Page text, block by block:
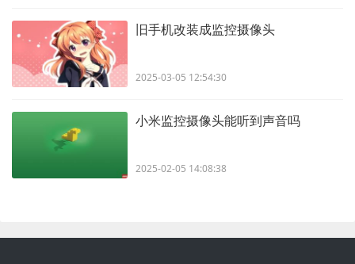
旧手机改装成监控摄像头
2025-03-05 12:54:30
小米监控摄像头能听到声音吗
2025-02-05 14:08:38